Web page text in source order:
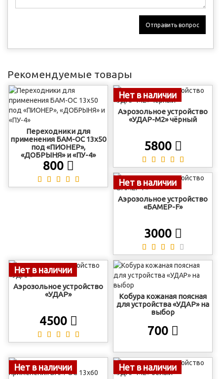
Отправить вопрос
Рекомендуемые товары
Переходники для
применения БАМ-ОС 13х50
под «ПИОНЕР»,
«ДОБРЫНЯ» и «ПУ-4»
800
Нет в наличии
Аэрозольное устройство
«УДАР-М2» чёрный
5800
Нет в наличии
Аэрозольное устройство
«БАМЕР-F»
3000
Нет в наличии
Аэрозольное устройство
«УДАР»
4500
Кобура кожаная поясная
для устройства «УДАР» на
выбор
700
Нет в наличии Нет в наличии